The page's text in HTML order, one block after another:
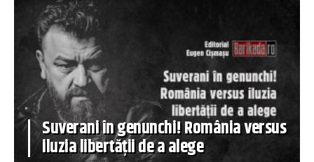
Suverani în genunchi! România versus
iluzia libertății de a alege